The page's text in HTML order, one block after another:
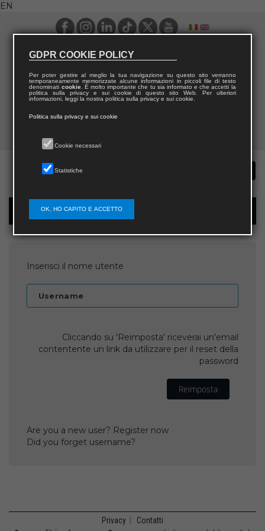
EN
Password recovery
Inserisci il nome utente
Username
Cliccando su 'Reimposta' riceverai un'email
contentente un link da utilizzare per il reset della
password
Reimposta
Are you a new user? Register now
Did you forget username?
Privacy Contatti
GDPR COOKIE POLICY
Per poter gestire al meglio la tua navigazione su questo sito verranno
temporaneamente memorizzate alcune informazioni in piccoli file di testo
denominati cookie. È molto importante che tu sia informato e che accetti la
politica sulla privacy e sui cookie di questo sito Web. Per ulteriori
informazioni, leggi la nostra politica sulla privacy e sui cookie.
Politica sulla privacy e sui cookie
Cookie necessari
Statistiche
OK, HO CAPITO E ACCETTO